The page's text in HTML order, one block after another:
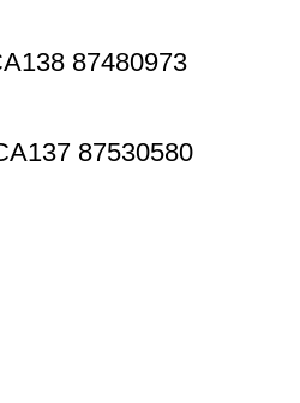
87480973
87530580